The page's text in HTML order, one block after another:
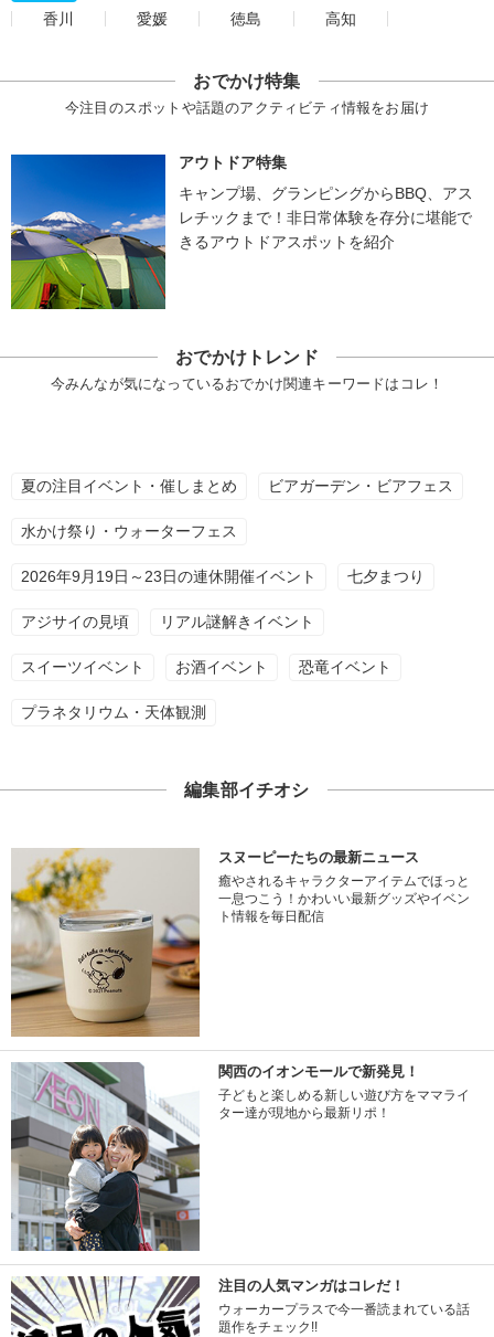
香川
愛媛 徳島 高知
おでかけ特集
今注目のスポットや話題のアクティビティ情報をお届け
アウトドア特集
キャンプ場、グランピングからBBQ、アス
レチックまで！非日常体験を存分に堪能で
きるアウトドアスポットを紹介
おでかけトレンド
今みんなが気になっているおでかけ関連キーワードはコレ！
夏の注目イベント・催しまとめ ビアガーデン・ビアフェス
水かけ祭り・ウォーターフェス
2026年9月19日～23日の連休開催イベント 七夕まつり
アジサイの見頃 リアル謎解きイベント
スイーツイベント お酒イベント 恐竜イベント
プラネタリウム・天体観測
編集部イチオシ
スヌーピーたちの最新ニュース
癒やされるキャラクターアイテムでほっと
一息つこう！かわいい最新グッズやイベン
ト情報を毎日配信
関西のイオンモールで新発見！
子どもと楽しめる新しい遊び方をママライ
ター達が現地から最新リポ！
注目の人気マンガはコレだ！
ウォーカープラスで今一番読まれている話
題作をチェック!!